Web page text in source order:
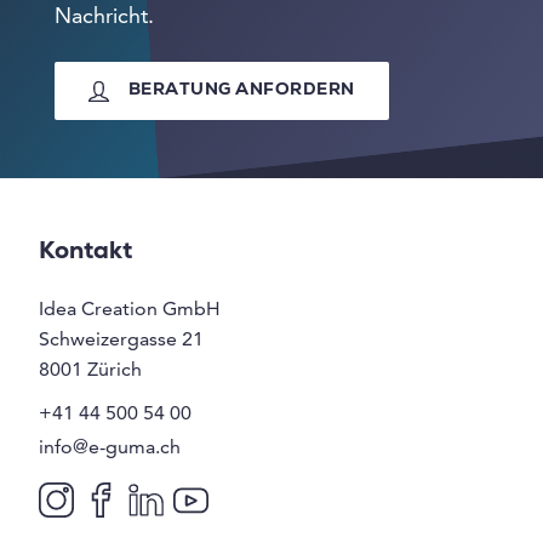
Nachricht.
BERATUNG ANFORDERN
Kontakt
Idea Creation GmbH
Schweizergasse 21
8001 Zürich
+41 44 500 54 00
info@e-guma.ch